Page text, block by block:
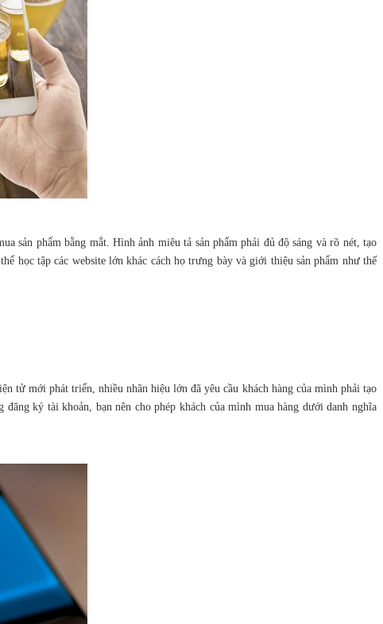
sản phẩm bằng mắt. Hình ảnh miêu tả sản phẩm phải đủ độ sáng và rõ nét, tạo
học tập các website lớn khác cách họ trưng bày và giới thiệu sản phẩm như thế
tử mới phát triển, nhiều nhãn hiệu lớn đã yêu cầu khách hàng của mình phải tạo
ký tài khoản, bạn nên cho phép khách của mình mua hàng dưới danh nghĩa